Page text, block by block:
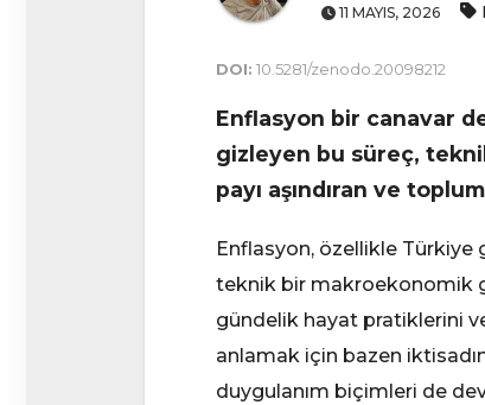
11 MAYIS, 2026
DOI: 10.5281/zenodo.20098212
Enflasyon bir canavar
gizleyen bu süreç,
payı aşındıran ve
Enflasyon, özellikle Türkiye
teknik bir makroekonomik
gündelik hayat pratiklerini
anlamak için bazen
duygulanım biçimleri de